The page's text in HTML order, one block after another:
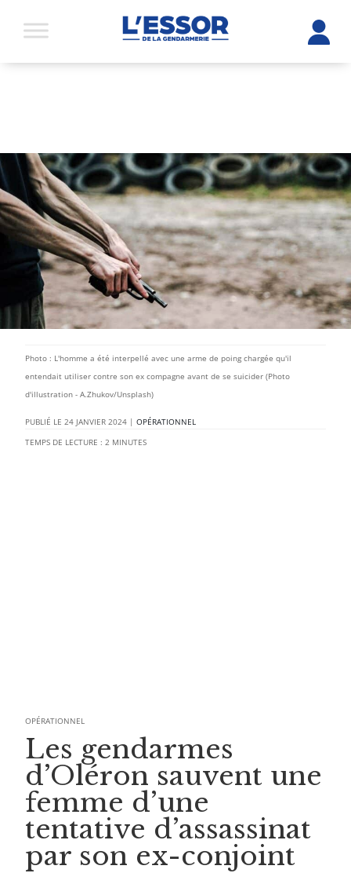
Photo : L'homme a été interpellé avec une arme de poing chargée qu'il
entendait utiliser contre son ex compagne avant de se suicider (Photo
d'illustration - A.Zhukov/Unsplash)
24 JANVIER 2024 |OPÉRATIONNEL
TEMPS DE LECTURE : 2 MINUTES
OPÉRATIONNEL
Les gendarmes
d’Oléron sauvent une
femme d’une
tentative d’assassinat
par son ex-conjoint